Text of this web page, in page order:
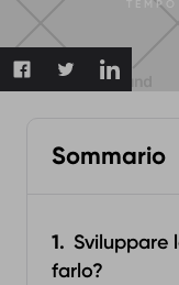
Sommario
Sviluppare
farlo?